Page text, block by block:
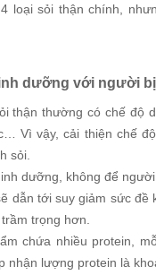
loại sỏi thận chính,
dưỡng với người
thận thường có chế độ
Vì vậy, cải thiện chế
sỏi.
dưỡng, không để
dẫn tới suy giảm sức đề
trọng hơn.
chứa nhiều protein,
nhận lượng protein là